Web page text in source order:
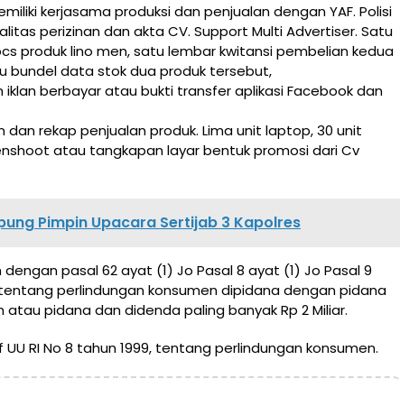
kerjasama produksi dan penjualan dengan YAF. Polisi
perizinan dan akta CV. Support Multi Advertiser. Satu
produk lino men, satu lembar kwitansi pembelian kedua
bundel data stok dua produk tersebut,
berbayar atau bukti transfer aplikasi Facebook dan
rekap penjualan produk. Lima unit laptop, 30 unit
atau tangkapan layar bentuk promosi dari Cv
Pimpin Upacara Sertijab 3 Kapolres
pasal 62 ayat (1) Jo Pasal 8 ayat (1) Jo Pasal 9
tentang perlindungan konsumen dipidana dengan pidana
pidana dan didenda paling banyak Rp 2 Miliar.
RI No 8 tahun 1999, tentang perlindungan konsumen.